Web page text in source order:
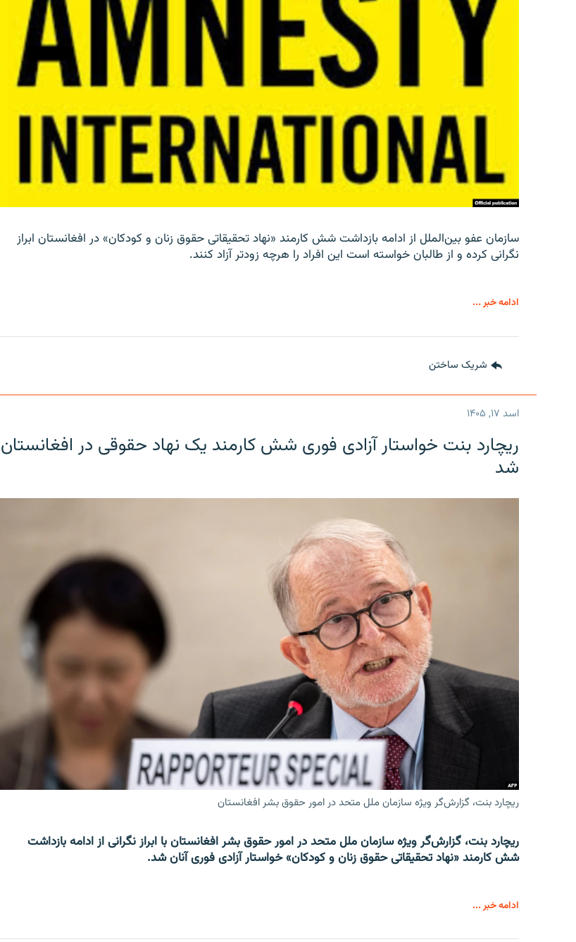
سازمان عفو بین‌الملل از ادامه بازداشت شش کارمند «نهاد تحقیقاتی حقوق زنان و کودکان» در افغانستان ابراز
نگرانی کرده و از طالبان خواسته است این افراد را هرچه زودتر آزاد کنند.
ادامه خبر ...
شریک ساختن
اسد ۱۷, ۱۴۰۵
ریچارد بنت خواستار آزادی فوری شش کارمند یک نهاد حقوقی در افغانستان
شد
ریچارد بنت، گزارش‌گر ویژه سازمان ملل متحد در امور حقوق بشر افغانستان
ریچارد بنت، گزارش‌گر ویژه سازمان ملل متحد در امور حقوق بشر افغانستان با ابراز نگرانی از ادامه بازداشت
شش کارمند «نهاد تحقیقاتی حقوق زنان و کودکان» خواستار آزادی فوری آنان شد.
ادامه خبر ...